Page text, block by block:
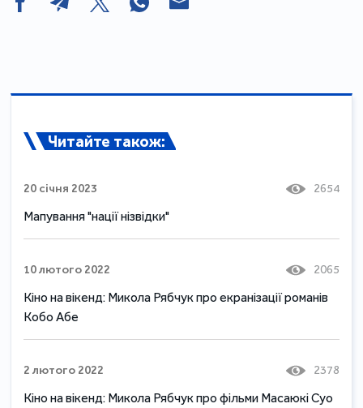
Читайте також:
20 січня 2023 2654
Мапування "нації нізвідки"
10 лютого 2022 2065
Кіно на вікенд: Микола Рябчук про екранізації романів
Кобо Абе
2 лютого 2022 2378
Кіно на вікенд: Микола Рябчук про фільми Масаюкі Суо